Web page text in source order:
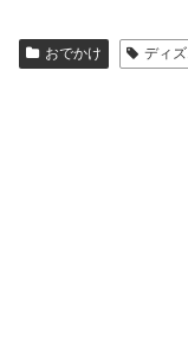
おでかけ ディ